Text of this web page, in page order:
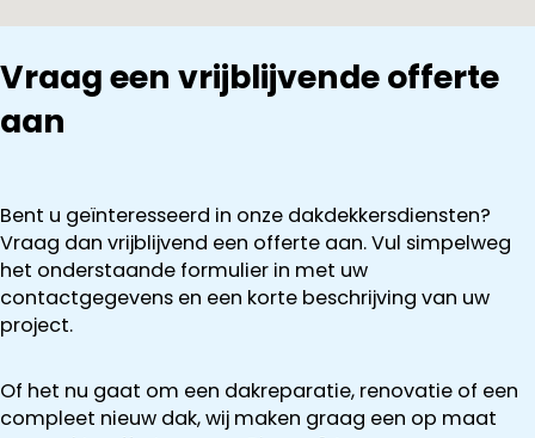
Vraag een vrijblijvende offerte
aan
Bent u geïnteresseerd in onze dakdekkersdiensten?
Vraag dan vrijblijvend een offerte aan. Vul simpelweg
het onderstaande formulier in met uw
contactgegevens en een korte beschrijving van uw
project.
Of het nu gaat om een dakreparatie, renovatie of een
compleet nieuw dak, wij maken graag een op maat